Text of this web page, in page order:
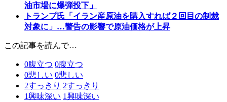
油市場に爆弾投下」
トランプ氏「イラン産原油を購入すれば２回目の制裁
対象に」…警告の影響で原油価格が上昇
この記事を読んで…
0腹立つ 0腹立つ
0悲しい 0悲しい
2すっきり 2すっきり
1興味深い 1興味深い